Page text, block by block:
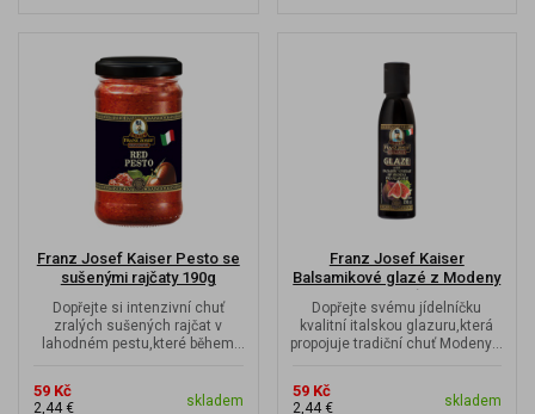
Franz Josef Kaiser Pesto se
sušenými rajčaty 190g
Dopřejte si intenzivní chuť
zralých sušených rajčat v
lahodném pestu,které během
59 Kč
2,44 € skladem
Franz Josef Kaiser
Balsamikové glazé z Modeny
s příchutí fíků 150ml
Dopřejte svému jídelníčku
kvalitní italskou glazuru,která
propojuje tradiční chuť Modeny s
59 Kč
2,44 € skladem